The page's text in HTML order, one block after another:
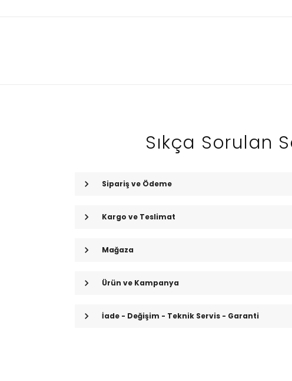
Sıkça Sorulan
Sipariş ve Ödeme
Kargo ve Teslimat
Mağaza
Ürün ve Kampanya
İade - Değişim - Teknik Servis - Garanti